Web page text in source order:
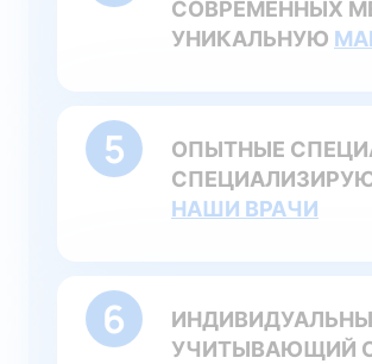
СОВРЕМЕННЫХ
УНИКАЛЬНУЮ
ОПЫТНЫЕ
НАШИ ВРАЧИ
УЧИТЫВАЮЩИЙ